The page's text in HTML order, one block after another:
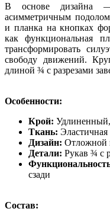
В основе дизайна
асимметричным
и планка на кнопках
как функциональная
трансформировать
свободу движений.
длиной ¾ с разрезами
Особенности:
Крой:
Ткань: Эластичная
Дизайн: Отложной
Детали: Рукав ¾ с
сзади
Состав: